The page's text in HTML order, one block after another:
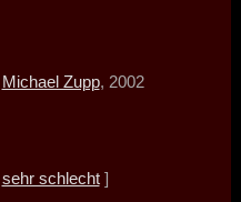
Michael Zupp, 2002
sehr schlecht]